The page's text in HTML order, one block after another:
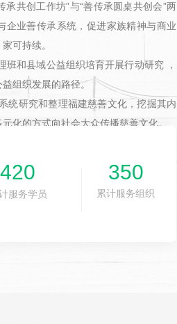
创工作坊”与“善传承圆桌共创会”两
企业善传承系统，促进家族精神与商业
可持续。
和县域公益组织培育开展行动研究 ，
组织发展的路径。
研究和整理福建慈善文化，挖掘其内
化的方式向社会大众传播慈善文化。
420
服务学员
350
累计服务组织